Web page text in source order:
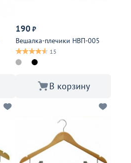
190 ₽
Вешалка-плечики НВП-005
15
В корзину